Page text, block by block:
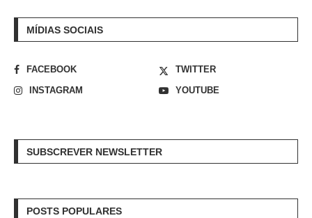
MÍDIAS SOCIAIS
FACEBOOK
TWITTER
INSTAGRAM
YOUTUBE
SUBSCREVER NEWSLETTER
POSTS POPULARES